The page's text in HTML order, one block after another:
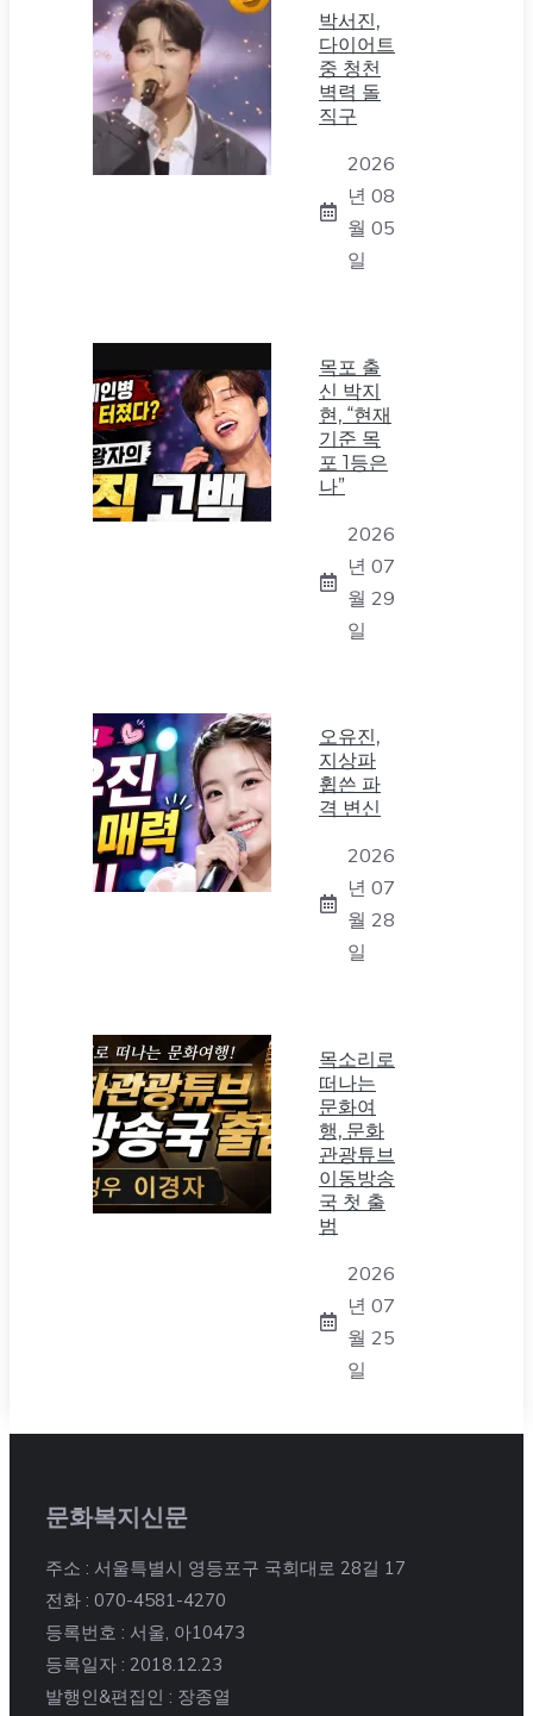
박서진,
다이어트
중 청천
벽력 돌
직구
2026
년 08
월 05
일
목포 출
신 박지
현, “현재
기준 목
포 1등은
나”
2026
년 07
월 29
일
오유진,
지상파
휩쓴 파
격 변신
2026
년 07
월 28
일
목소리로
떠나는
문화여
행, 문화
관광튜브
이동방송
국 첫 출
범
2026
년 07
월 25
일
문화복지신문
주소 : 서울특별시 영등포구 국회대로 28길 17
전화 : 070-4581-4270
등록번호 : 서울, 아10473
등록일자 : 2018.12.23
발행인&편집인 : 장종열